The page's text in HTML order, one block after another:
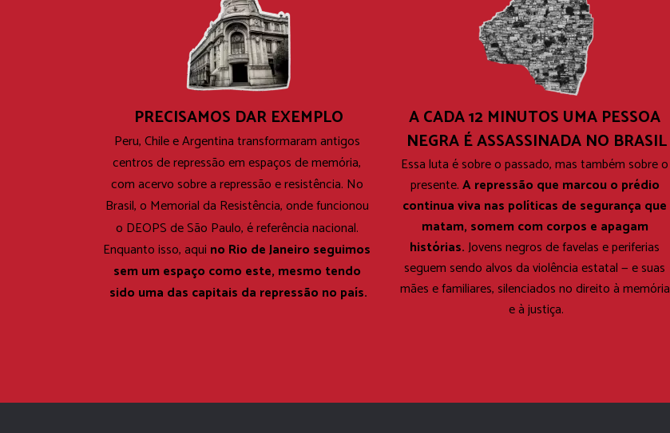
PRECISAMOS DAR EXEMPLO
Peru, Chile e Argentina transformaram antigos
centros de repressão em espaços de memória,
com acervo sobre a repressão e resistência. No
Brasil, o Memorial da Resistência, onde funcionou
o DEOPS de São Paulo, é referência nacional.
Enquanto isso, aqui no Rio de Janeiro seguimos
sem um espaço como este, mesmo tendo
sido uma das capitais da repressão no país.
A CADA 12 MINUTOS UMA PESSOA
NEGRA É ASSASSINADA NO BRASIL
Essa luta é sobre o passado, mas também sobre o
presente. A repressão que marcou o prédio
continua viva nas políticas de segurança que
matam, somem com corpos e apagam
histórias. Jovens negros de favelas e periferias
seguem sendo alvos da violência estatal — e suas
mães e familiares, silenciados no direito à memória
e à justiça.